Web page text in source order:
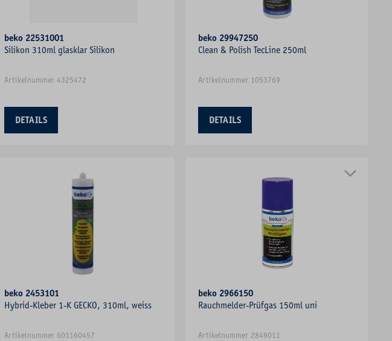
beko 22531001
Silikon 310ml glasklar Silikon
Artikelnummer 4325472
DETAILS
beko 29947250
Clean & Polish TecLine 250ml
Artikelnummer 1053769
DETAILS
beko 2453101
Hybrid-Kleber 1-K GECKO, 310ml, weiss
Artikelnummer 601160457
beko 2966150
Rauchmelder-Prüfgas 150ml uni
Artikelnummer 2849011